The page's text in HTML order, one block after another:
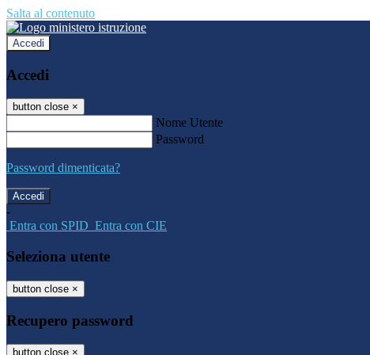
Salta al contenuto
Accedi
Accedi
button close ×
Nome Utente
Password
Password dimenticata?
-
Entra con SPID Entra con CIE
Seleziona utente
button close ×
Recupero password
button close ×